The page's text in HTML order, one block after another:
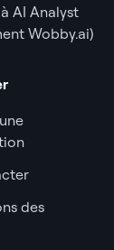
AI Analyst
Wobby.ai)
des